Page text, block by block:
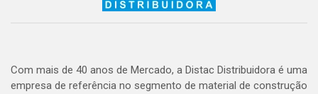
Com mais de 40 anos de Mercado, a Distac Distribuidora é uma
empresa de referência no segmento de material de construção